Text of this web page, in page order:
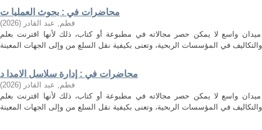
محاضرات في : بحوث العمليا ت
فطم, عبد القادر (
2026
)
واسع لا يمكن حصر مجالاته في مطبوعة أو كتاب، ذلك لأنها اقترنت بعلم
محاضرات في : إدارة سلاسل الامدا د
فطم, عبد القادر (
2026
)
واسع لا يمكن حصر مجالاته في مطبوعة أو كتاب، ذلك لأنها اقترنت بعلم